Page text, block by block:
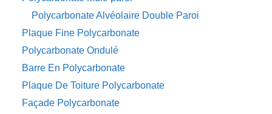
Polycarbonate Alvéolaire Double Paroi
Plaque Fine Polycarbonate
Polycarbonate Ondulé
Barre En Polycarbonate
Plaque De Toiture Polycarbonate
Façade Polycarbonate